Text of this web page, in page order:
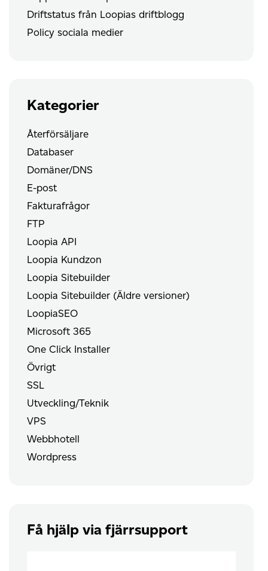
Driftstatus från Loopias driftblogg
Policy sociala medier
Kategorier
Återförsäljare
Databaser
Domäner/DNS
E-post
Fakturafrågor
FTP
Loopia API
Loopia Kundzon
Loopia Sitebuilder
Loopia Sitebuilder (Äldre versioner)
LoopiaSEO
Microsoft 365
One Click Installer
Övrigt
SSL
Utveckling/Teknik
VPS
Webbhotell
Wordpress
Få hjälp via fjärrsupport